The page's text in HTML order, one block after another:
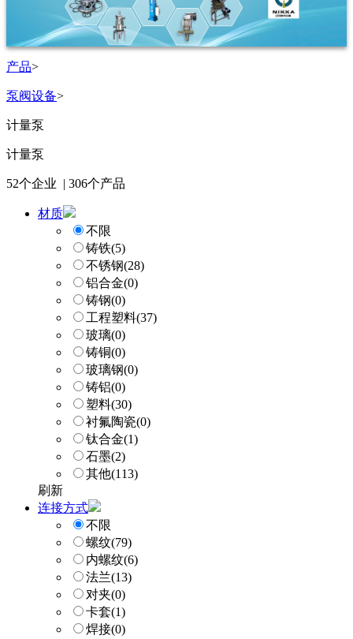
产品>
泵阀设备>
计量泵
计量泵
52个企业 | 306个产品
材质
不限
铸铁(5)
不锈钢(28)
铝合金(0)
铸钢(0)
工程塑料(37)
玻璃(0)
铸铜(0)
玻璃钢(0)
铸铝(0)
塑料(30)
衬氟陶瓷(0)
钛合金(1)
石墨(2)
其他(113)
刷新
连接方式
不限
螺纹(79)
内螺纹(6)
法兰(13)
对夹(0)
卡套(1)
焊接(0)